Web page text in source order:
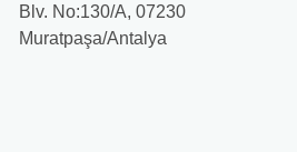
Blv. No:130/A, 07230
Muratpaşa/Antalya